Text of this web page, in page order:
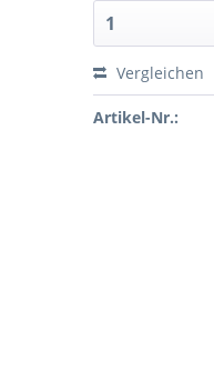
Vergleichen
Artikel-Nr.: